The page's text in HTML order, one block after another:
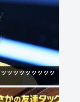
ッッッッッッッッ